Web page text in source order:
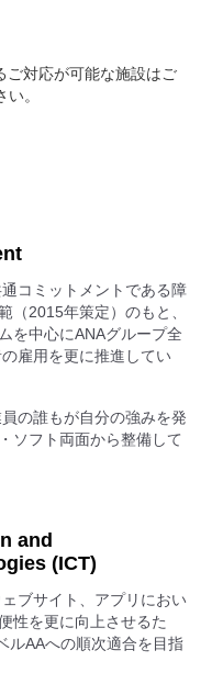
ご対応が可能な施設はご
。
コミットメントである障
（2015年策定）のもと、
を中心にANAグループ全
雇用を更に推進してい
の誰もが自分の強みを発
ソフト両面から整備して
and
(ICT)
ブサイト、アプリにおい
性を更に向上させるた
ルAAへの順次適合を目指